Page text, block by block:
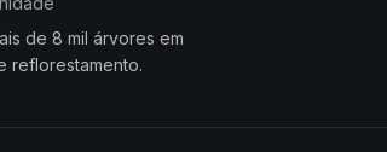
de 8 mil árvores em
reflorestamento.